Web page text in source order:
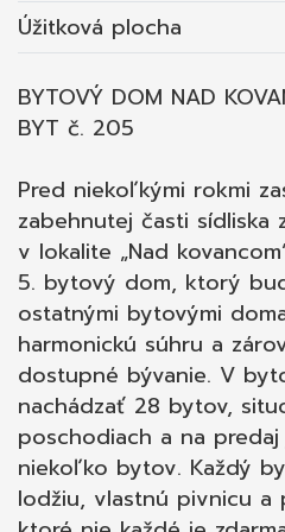
rozvody elektriny v
zásuvkami a vypínačmi,
 vývody
kúpeľni a WC,  bytové ventily pre odstavenie
pripravené pre montáž
lodžia, balkón -
protišmyková,
bytoch zavedené
Bytový dom:  na prízemí garáže, pivnice; 
výťah s prízemia,
zateplenie, rovná
bytovom dome; Začiatok výstavby: 3. kvartál
2025 Ukončenie
Úžitková plocha
BYTOVÝ DOM NAD
BYT č. 205
Pred niekoľkými rokmi
zabehnutej časti sídliska
v lokalite „Nad
5. bytový dom, ktorý
ostatnými bytovými
harmonickú súhru a
dostupné bývanie. V
nachádzať 28 bytov,
poschodiach a na
niekoľko bytov. Každý
lodžiu, vlastnú pivnicu a